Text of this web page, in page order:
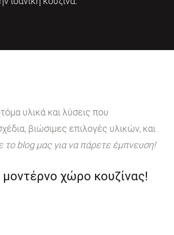
υλικά και λύσεις που
βιώσιμες επιλογές υλικών, και
το blog μας για να πάρετε έμπνευση!
μοντέρνο χώρο κουζίνας!